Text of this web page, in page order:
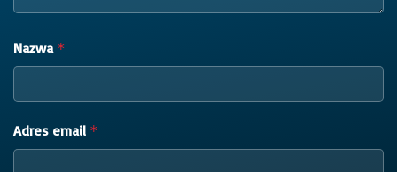
Nazwa *
Adres email *